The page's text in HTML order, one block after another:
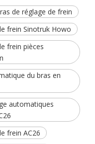
de réglage de frein
frein Sinotruk Howo
frein pièces
du bras en
automatiques
frein AC26